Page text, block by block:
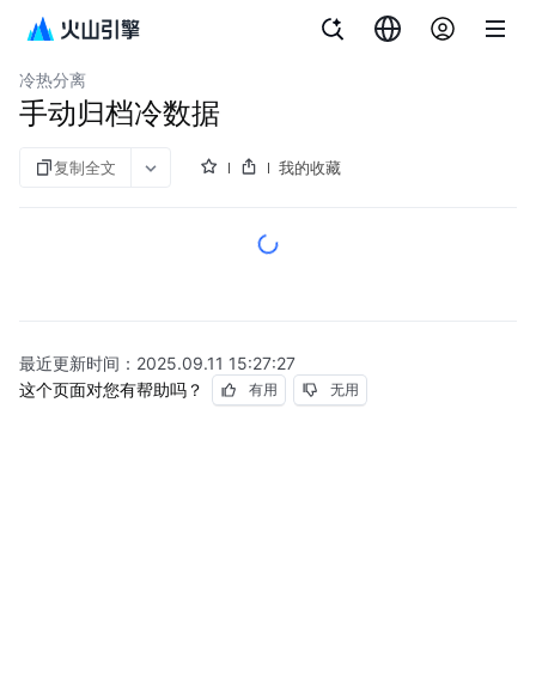
云数据库 veDB MySQL 版
冷热分离
手动归档冷数据
复制全文 我的收藏
最近更新时间： 2025.09.11 15:27:27
这个页面对您有帮助吗？
有用 无用